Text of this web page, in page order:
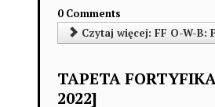
0 Comments
Czytaj więcej: FF O-W-B:
TAPETA
2022]